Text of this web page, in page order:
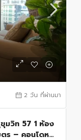
2 วัน ที่ผ่านมา
มวิท 57 1 ห้อง
ตร – คอนโดหรู